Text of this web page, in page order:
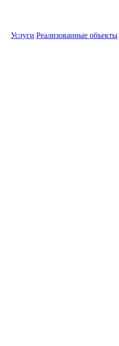
Услуги Реализованные объекты